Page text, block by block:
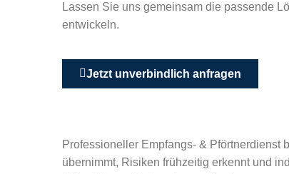
Lassen Sie uns gemeinsam die passende
entwickeln.
Jetzt unverbindlich anfragen
Professioneller Empfangs- & Pförtnerdienst
übernimmt, Risiken frühzeitig erkennt und